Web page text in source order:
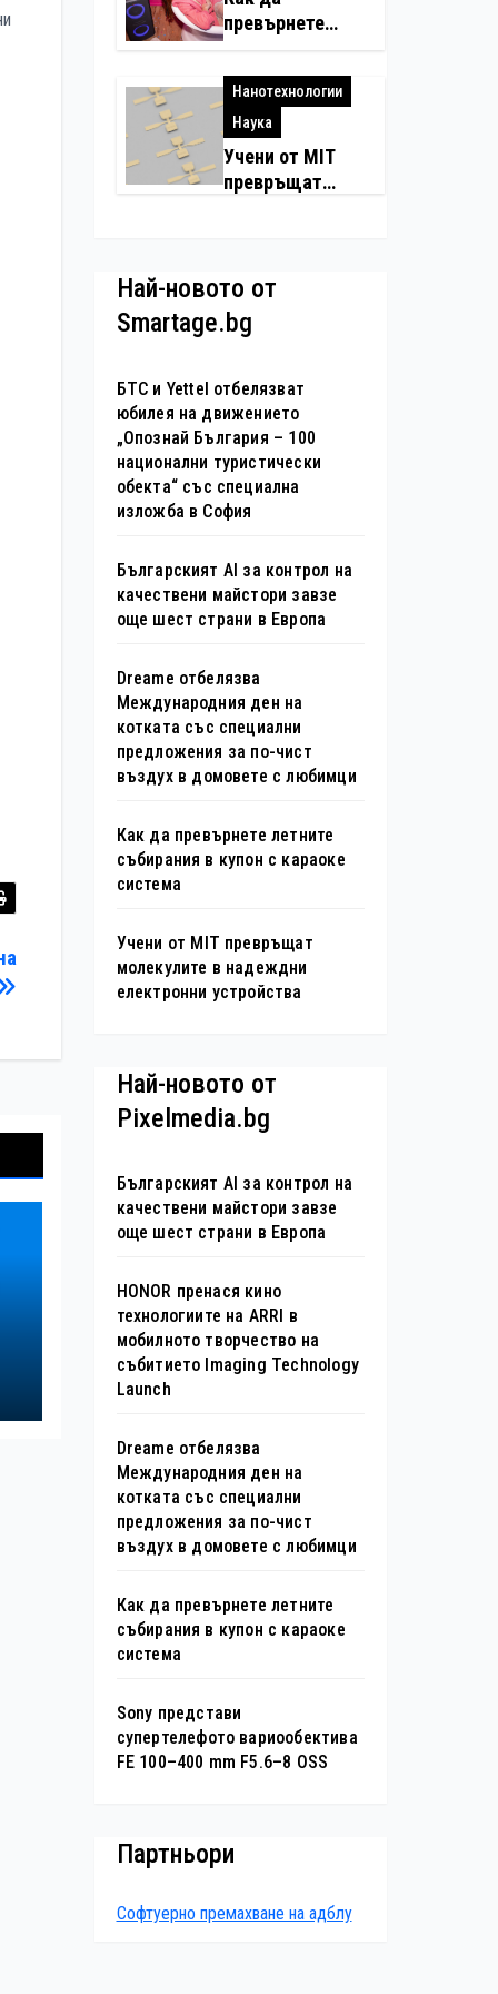
по-чист въздух
в домовете с
превърнете
летните
събирания в
купон с караоке
система
Нанотехнологии
Наука
Учени от MIT
превръщат
устройства
Най-новото от
Smartage.bg
БТС и Yettel отбелязват
юбилея на движението
„Опознай България – 100
национални туристически
обекта“ със специална
изложба в София
Българският AI за контрол на
качествени майстори завзе
още шест страни в Европа
Dreame отбелязва
Международния ден на
котката със специални
предложения за по-чист
въздух в домовете с любимци
Как да превърнете летните
събирания в купон с караоке
система
Учени от MIT превръщат
молекулите в надеждни
електронни устройства
Най-новото от
Pixelmedia.bg
Българският AI за контрол на
качествени майстори завзе
още шест страни в Европа
HONOR пренася кино
технологиите на ARRI в
мобилното творчество на
събитието Imaging Technology
Launch
Dreame отбелязва
Международния ден на
котката със специални
предложения за по-чист
въздух в домовете с любимци
Как да превърнете летните
събирания в купон с караоке
система
Sony представи
супертелефото вариообектива
FE 100–400 mm F5.6–8 OSS
Партньори
Софтуерно премахване на адблу